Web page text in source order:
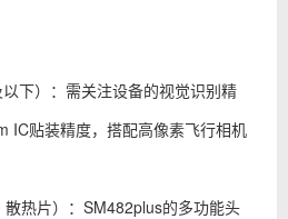
下）：需关注设备的视觉识别精
IC贴装精度，搭配高像素飞行相机
热片）：SM482plus的多功能头